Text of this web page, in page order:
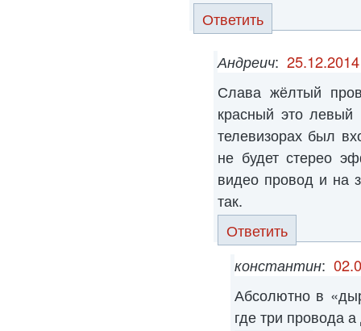
Ответить
Андреич:
Слава жёлтый
красный это
телевизорах был
не будет стерео
видео провод и на
так.
Ответить
константин:
Абсолютно в
где три провода